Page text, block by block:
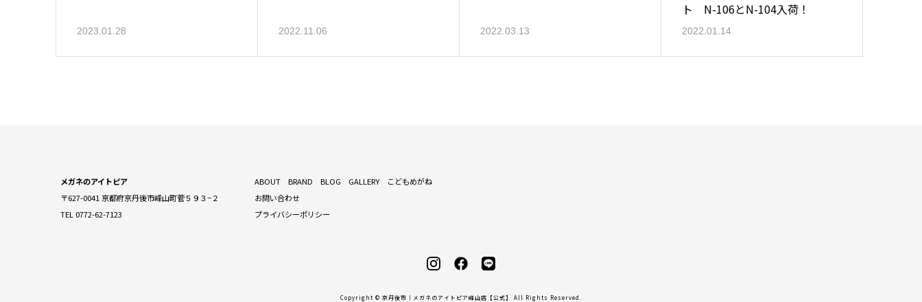
2023.01.28 2022.11.06 2022.03.13
ト N-106とN-104入荷！
2022.01.14
メガネのアイトピア
〒627-0041 京都府京丹後市峰山町菅５９３−２
TEL 0772-62-7123
ABOUT BRAND BLOG GALLERY
こどもめがね
お問い合わせ
プライバシーポリシー
Copyright © 京丹後市｜メガネのアイトピア峰山店【公式】 All Rights Reserved.